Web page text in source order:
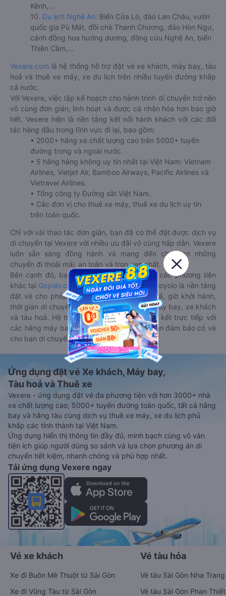
Kênh,...
10. Du lịch Nghệ An: Biển Cửa Lò, đảo Lan Châu, vườn
quốc gia Pù Mát, đồi chè Thanh Chương, đảo Hòn Ngư,
cánh đồng hoa hướng dương, đồng cừu Nghệ An, biển
Thiên Cầm,...
Vexere.com là hệ thống hỗ trợ đặt vé xe khách, máy bay, tàu
hoả và thuê xe máy, xe du lịch trên nhiều tuyến đường khắp
cả nước.
Với Vexere, việc lập kế hoạch cho hành trình di chuyển trở nên
vô cùng đơn giản, linh hoạt và được cá nhân hóa hơn bao giờ
hết. Vexere hiện là nền tảng kết nối hành khách với các đối
tác hàng đầu trong lĩnh vực đi lại, bao gồm:
• 2000+ hãng xe chất lượng cao trên 5000+ tuyến
đường trong và ngoài nước.
• 5 hãng hàng không uy tín nhất tại Việt Nam: Vietnam
Airlines, Vietjet Air, Bamboo Airways, Pacific Airlines và
Vietravel Airlines.
• Tổng công ty Đường sắt Việt Nam.
• Các đơn vị cho thuê xe máy, thuê xe du lịch uy tín
trên toàn quốc.
Chỉ với vài thao tác đơn giản, bạn đã có thể đặt được dịch vụ
di chuyển tại Vexere với nhiều ưu đãi vô cùng hấp dẫn. Vexere
luôn sẵn sàng đồng hành và mang đến cho bạn những
chuyến đi thoải mái, an toàn và trọn vẹn nhất.
Bên cạnh đó, bạn có thể tham khảo thêm các phương tiện
khác tại Goyolo.com cho chuyến đi sắp tới. Goyolo là nền tảng
đặt vé cho phép người dùng so sánh giá cả, giờ khởi hành,
thời gian di chuyển của nhiều phương tiện máy bay, xe khách
và tàu hoả. Hệ thống của Goyolo được liên kết trực tiếp với
các hãng máy bay, xe khách và tàu hoả, luôn đảm bảo có vé
cho bạn di chuyển.
Ứng dụng đặt vé Xe khách, Máy bay,
Tàu hoả và Thuê xe
Vexere - ứng dụng đặt vé đa phương tiện với hơn 3000+ nhà
xe chất lượng cao, 5000+ tuyến đường toàn quốc, tất cả hãng
bay và hãng tàu cùng dịch vụ thuê xe máy, xe du lịch phủ
khắp các tỉnh thành tại Việt Nam.
Ứng dụng hiển thị thông tin đầy đủ, minh bạch cùng vô vàn
tiện ích giúp người dùng so sánh và lựa chọn phương án di
chuyển tiết kiệm, nhanh chóng và phù hợp nhất.
Tải ứng dụng Vexere ngay
Vé xe khách
Xe đi Buôn Mê Thuột từ Sài Gòn
Xe đi Vũng Tàu từ Sài Gòn
Vé tàu hỏa
Vé tàu Sài Gòn Nha Trang
Vé tàu Sài Gòn Phan Thiết